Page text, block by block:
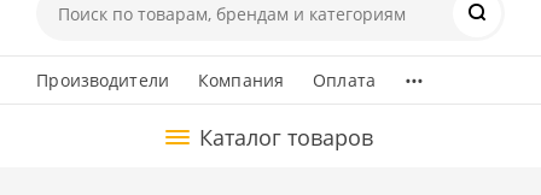
Производители Компания Оплата ...
Каталог товаров